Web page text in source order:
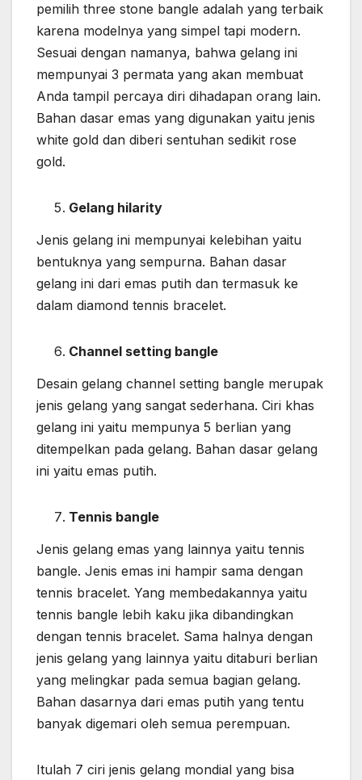
pemilih three stone bangle adalah yang terbaik
karena modelnya yang simpel tapi modern.
Sesuai dengan namanya, bahwa gelang ini
mempunyai 3 permata yang akan membuat
Anda tampil percaya diri dihadapan orang lain.
Bahan dasar emas yang digunakan yaitu jenis
white gold dan diberi sentuhan sedikit rose
gold.
Gelang hilarity
Jenis gelang ini mempunyai kelebihan yaitu
bentuknya yang sempurna. Bahan dasar
gelang ini dari emas putih dan termasuk ke
dalam diamond tennis bracelet.
Channel setting bangle
Desain gelang channel setting bangle merupak
jenis gelang yang sangat sederhana. Ciri khas
gelang ini yaitu mempunya 5 berlian yang
ditempelkan pada gelang. Bahan dasar gelang
ini yaitu emas putih.
Tennis bangle
Jenis gelang emas yang lainnya yaitu tennis
bangle. Jenis emas ini hampir sama dengan
tennis bracelet. Yang membedakannya yaitu
tennis bangle lebih kaku jika dibandingkan
dengan tennis bracelet. Sama halnya dengan
jenis gelang yang lainnya yaitu ditaburi berlian
yang melingkar pada semua bagian gelang.
Bahan dasarnya dari emas putih yang tentu
banyak digemari oleh semua perempuan.
Itulah 7 ciri jenis gelang mondial yang bisa